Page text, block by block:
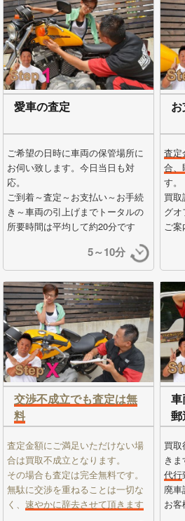
愛車の査定
ご希望の日時に車両の保管場所に
お伺い致します。今日当日も対
応。
ご到着～査定～お支払い～お手続
き～車両の引上げまでトータルの
所要時間は平均して約20分です
5～10分
査定
合、
す。
買
グ
ご
交渉不成立でも査定は無
料
査定金額にご満足いただけない場
合は買取不成立となります。
その場合も査定は完全無料です。
無駄に交渉を重ねることは一切な
く、速やかに辞去させて頂きます
買
きま
代行
廃
お